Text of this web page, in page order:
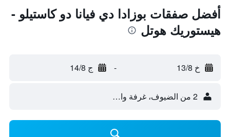
أفضل صفقات بوزادا دي فيانا دو كاستيلو -
هيستوريك هوتل
خ 13/8 - ج 14/8
2 من الضيوف، غرفة واحدة